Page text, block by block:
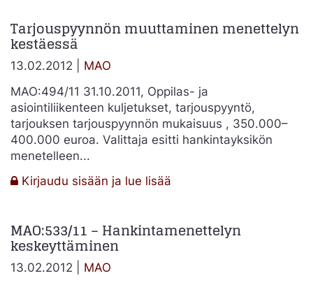
suorahankinta
ja
lainmukaisuus
Tarjouspyynnön muuttaminen menettelyn
kestäessä
13.02.2012 | MAO
MAO:494/11 31.10.2011, Oppilas- ja
asiointiliikenteen kuljetukset, tarjouspyyntö,
tarjouksen tarjouspyynnön mukaisuus , 350.000–
400.000 euroa. Valittaja esitti hankintayksikön
menetelleen...
Kirjaudu sisään ja lue lisää
menettelyn
MAO:533/11 – Hankintamenettelyn
keskeyttäminen
13.02.2012 | MAO